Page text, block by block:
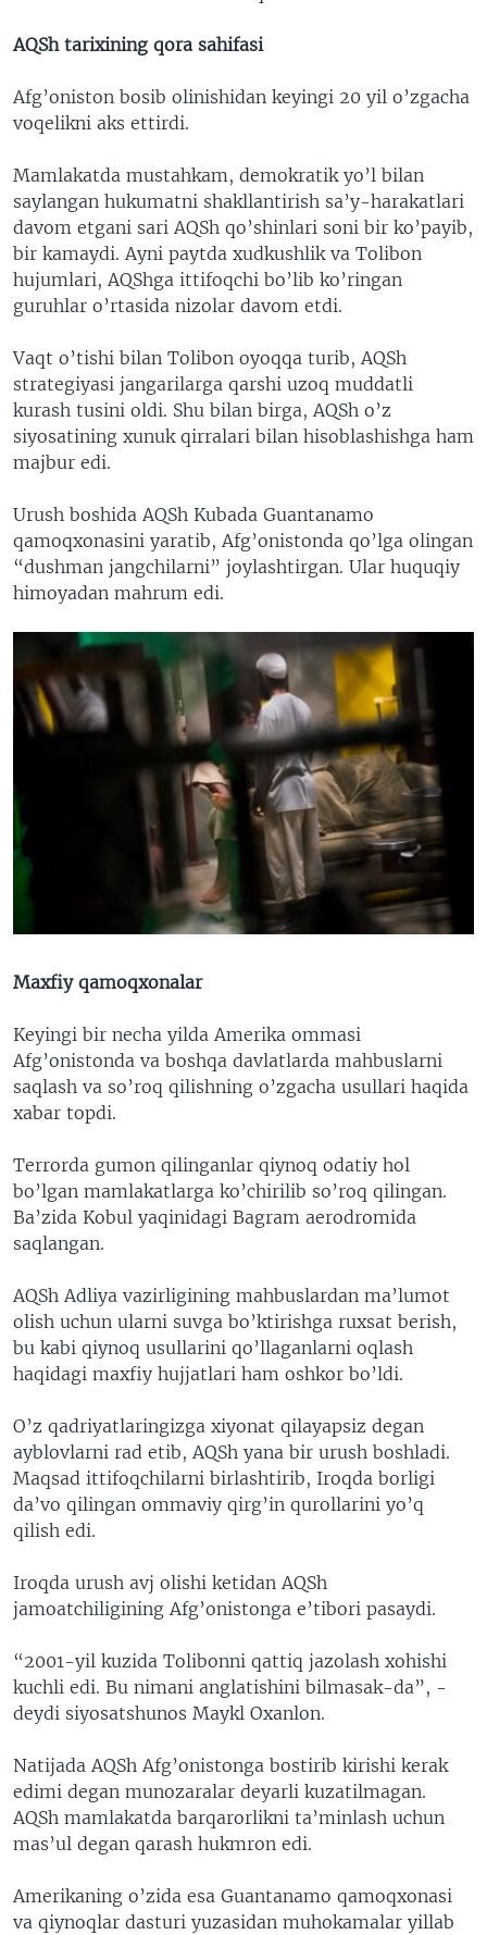
AQSh tarixining qora sahifasi
Afg’oniston bosib olinishidan keyingi 20 yil o’zgacha
voqelikni aks ettirdi.
Mamlakatda mustahkam, demokratik yo’l bilan
saylangan hukumatni shakllantirish sa’y-harakatlari
davom etgani sari AQSh qo’shinlari soni bir ko’payib,
bir kamaydi. Ayni paytda xudkushlik va Tolibon
hujumlari, AQShga ittifoqchi bo’lib ko’ringan
guruhlar o’rtasida nizolar davom etdi.
Vaqt o’tishi bilan Tolibon oyoqqa turib, AQSh
strategiyasi jangarilarga qarshi uzoq muddatli
kurash tusini oldi. Shu bilan birga, AQSh o’z
siyosatining xunuk qirralari bilan hisoblashishga ham
majbur edi.
Urush boshida AQSh Kubada Guantanamo
qamoqxonasini yaratib, Afg’onistonda qo’lga olingan
“dushman jangchilarni” joylashtirgan. Ular huquqiy
himoyadan mahrum edi.
Maxfiy qamoqxonalar
Keyingi bir necha yilda Amerika ommasi
Afg’onistonda va boshqa davlatlarda mahbuslarni
saqlash va so’roq qilishning o’zgacha usullari haqida
xabar topdi.
Terrorda gumon qilinganlar qiynoq odatiy hol
bo’lgan mamlakatlarga ko’chirilib so’roq qilingan.
Ba’zida Kobul yaqinidagi Bagram aerodromida
saqlangan.
AQSh Adliya vazirligining mahbuslardan ma’lumot
olish uchun ularni suvga bo’ktirishga ruxsat berish,
bu kabi qiynoq usullarini qo’llaganlarni oqlash
haqidagi maxfiy hujjatlari ham oshkor bo’ldi.
O’z qadriyatlaringizga xiyonat qilayapsiz degan
ayblovlarni rad etib, AQSh yana bir urush boshladi.
Maqsad ittifoqchilarni birlashtirib, Iroqda borligi
da’vo qilingan ommaviy qirg’in qurollarini yo’q
qilish edi.
Iroqda urush avj olishi ketidan AQSh
jamoatchiligining Afg’onistonga e’tibori pasaydi.
“2001-yil kuzida Tolibonni qattiq jazolash xohishi
kuchli edi. Bu nimani anglatishini bilmasak-da”, -
deydi siyosatshunos Maykl Oxanlon.
Natijada AQSh Afg’onistonga bostirib kirishi kerak
edimi degan munozaralar deyarli kuzatilmagan.
AQSh mamlakatda barqarorlikni ta’minlash uchun
mas’ul degan qarash hukmron edi.
Amerikaning o’zida esa Guantanamo qamoqxonasi
va qiynoqlar dasturi yuzasidan muhokamalar yillab